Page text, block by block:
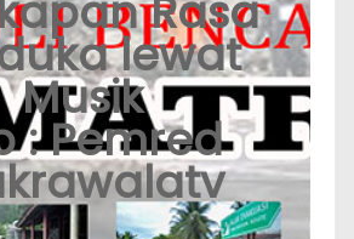
Rasa
lewat
Musik
: Pemred